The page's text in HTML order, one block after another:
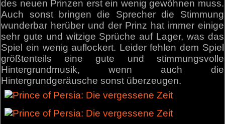
des neuen Prinzen erst ein wenig gewöhnen muss.
Auch sonst bringen die Sprecher die Stimmung
wunderbar herüber und der Prinz hat immer einige
sehr gute und witzige Sprüche auf Lager, was das
Spiel ein wenig auflockert. Leider fehlen dem Spiel
größtenteils eine gute und stimmungsvolle
Hintergrundmusik, wenn auch die
Hintergrundgeräusche sonst überzeugen.